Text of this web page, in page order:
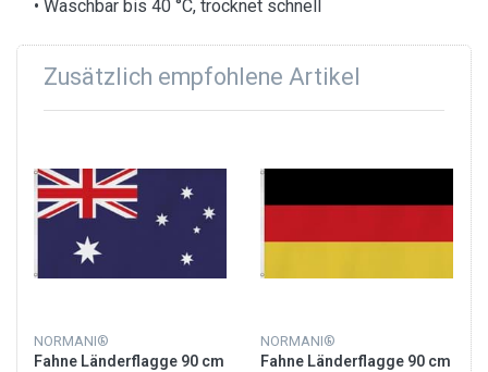
• Waschbar bis 40 °C, trocknet schnell
Zusätzlich empfohlene Artikel
NORMANI®
Fahne Länderflagge 90 cm
NORMANI®
Fahne Länderflagge 90 cm